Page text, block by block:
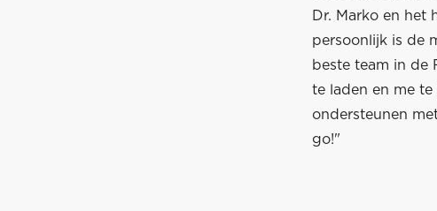
Dr. Marko en het
persoonlijk is de
beste team in de
te laden en me
ondersteunen
go!"